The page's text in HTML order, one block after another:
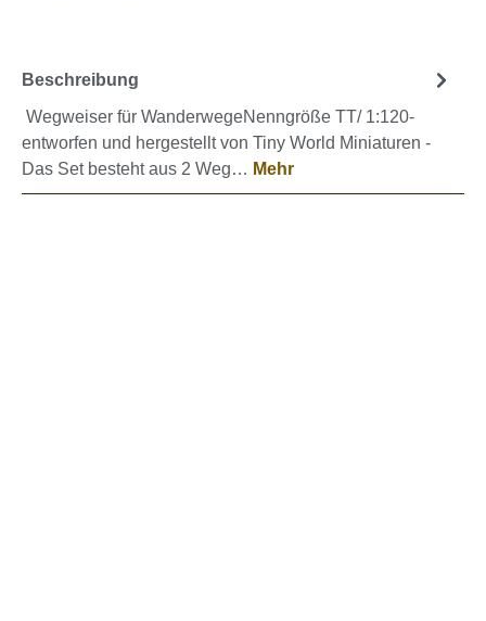
Beschreibung
Wegweiser für WanderwegeNenngröße TT/ 1:120-
entworfen und hergestellt von Tiny World Miniaturen -
Das Set besteht aus 2 Weg… Mehr